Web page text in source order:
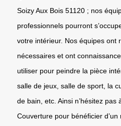
Soizy Aux Bois 51120 ; nos
professionnels pourront
votre intérieur. Nos équipes ont
nécessaires et ont
utiliser pour peindre la pièce
salle de jeux, salle de sport, la
de bain, etc. Ainsi n’hésitez pas
Couverture pour bénéficier